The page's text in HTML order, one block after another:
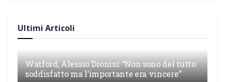
Ultimi Articoli
Watford, Alessio Dionisi: “Non sono del tutto
soddisfatto ma l’importante era vincere”